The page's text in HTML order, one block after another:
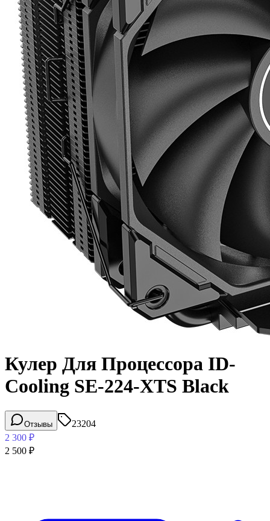
Кулер Для Процессора ID-
Cooling SE-224-XTS Black
Отзывы
23204
2 300 ₽
2 500 ₽